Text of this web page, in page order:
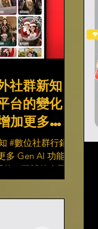
社群新知
台的變化
更多
#數位社群行銷平
Gen AI 功能】
、互補的人工智
趨勢，而不是試